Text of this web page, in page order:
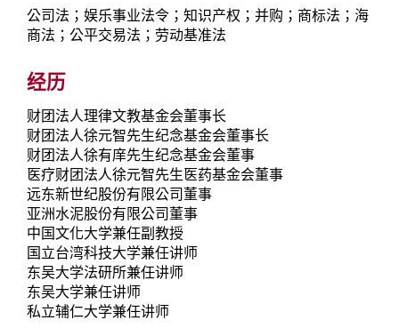
公司法；娱乐事业法令；知识产权；并购；商标法；海
商法；公平交易法；劳动基准法
经历
财团法人理律文教基金会董事长
财团法人徐元智先生纪念基金会董事长
财团法人徐有庠先生纪念基金会董事
医疗财团法人徐元智先生医药基金会董事
远东新世纪股份有限公司董事
亚洲水泥股份有限公司董事
中国文化大学兼任副教授
国立台湾科技大学兼任讲师
东吴大学法研所兼任讲师
东吴大学兼任讲师
私立辅仁大学兼任讲师